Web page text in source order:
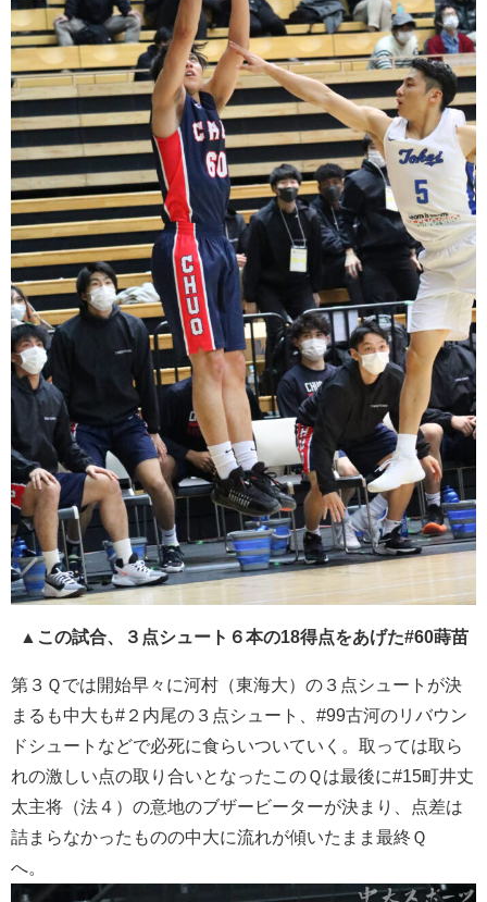
▲ この試合、３点シュート６本の18得点をあげた#60蒔苗
第３Ｑでは開始早々に河村（東海大）の３点シュートが決
まるも中大も#２内尾の３点シュート、#99古河のリバウン
ドシュートなどで必死に食らいついていく。取っては取ら
れの激しい点の取り合いとなったこのＱは最後に#15町井丈
太主将（法４）の意地のブザービーターが決まり、点差は
詰まらなかったものの中大に流れが傾いたまま最終Ｑ
へ。